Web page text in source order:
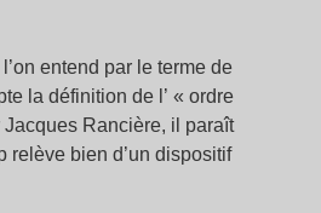
entend par le terme de
la définition de l’ « ordre
Rancière, il paraît
relève bien d’un dispositif